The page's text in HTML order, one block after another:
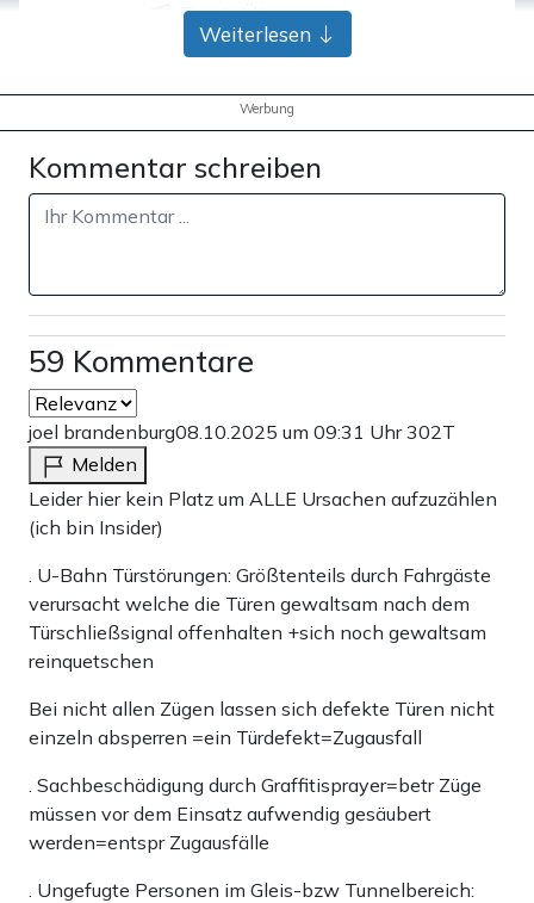
Bank-Überweisung
Weiterlesen
Werbung
Kommentar schreiben
59 Kommentare
joel brandenburg08.10.2025 um 09:31 Uhr302T
Melden
Leider hier kein Platz um ALLE Ursachen aufzuzählen
(ich bin Insider)
. U-Bahn Türstörungen: Größtenteils durch Fahrgäste
verursacht welche die Türen gewaltsam nach dem
Türschließsignal offenhalten +sich noch gewaltsam
reinquetschen
Bei nicht allen Zügen lassen sich defekte Türen nicht
einzeln absperren =ein Türdefekt=Zugausfall
. Sachbeschädigung durch Graffitisprayer=betr Züge
müssen vor dem Einsatz aufwendig gesäubert
werden=entspr Zugausfälle
. Ungefugte Personen im Gleis-bzw Tunnelbereich: